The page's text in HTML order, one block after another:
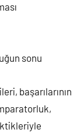
sonu
başarılarının